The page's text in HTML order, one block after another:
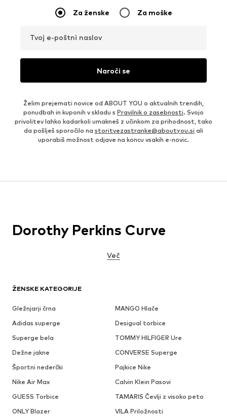
Za ženske Za moške
Tvoj e-poštni naslov
Naroči se
Želim prejemati novice od ABOUT YOU o aktualnih trendih,
ponudbah in kuponih v skladu s Pravilnik o zasebnosti. Svojo
privolitev lahko kadarkoli umakneš z učinkom za prihodnost, tako
da pošlješ sporočilo na storitvezastranke@aboutyou.si ali
uporabiš možnost odjave na koncu vsakih e-novic.
ŽENSKE KATEGORIJE
Gležnjarji črna
MANGO Hlače
Adidas superge
Desigual torbice
Superge bela
TOMMY HILFIGER Ure
Dežne jakne
CONVERSE Superge
Športni nederčki
Pajkice Nike
Nike Air Max
Calvin Klein Pasovi
GUESS Torbice
TAMARIS Čevlji z visoko peto
ONLY Blazer
VILA Priložnosti
Dorothy Perkins Curve
Več